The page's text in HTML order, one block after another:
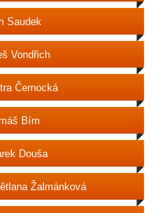
Saudek
Vondřich
Černocká
Bím
Douša
Žalmánková